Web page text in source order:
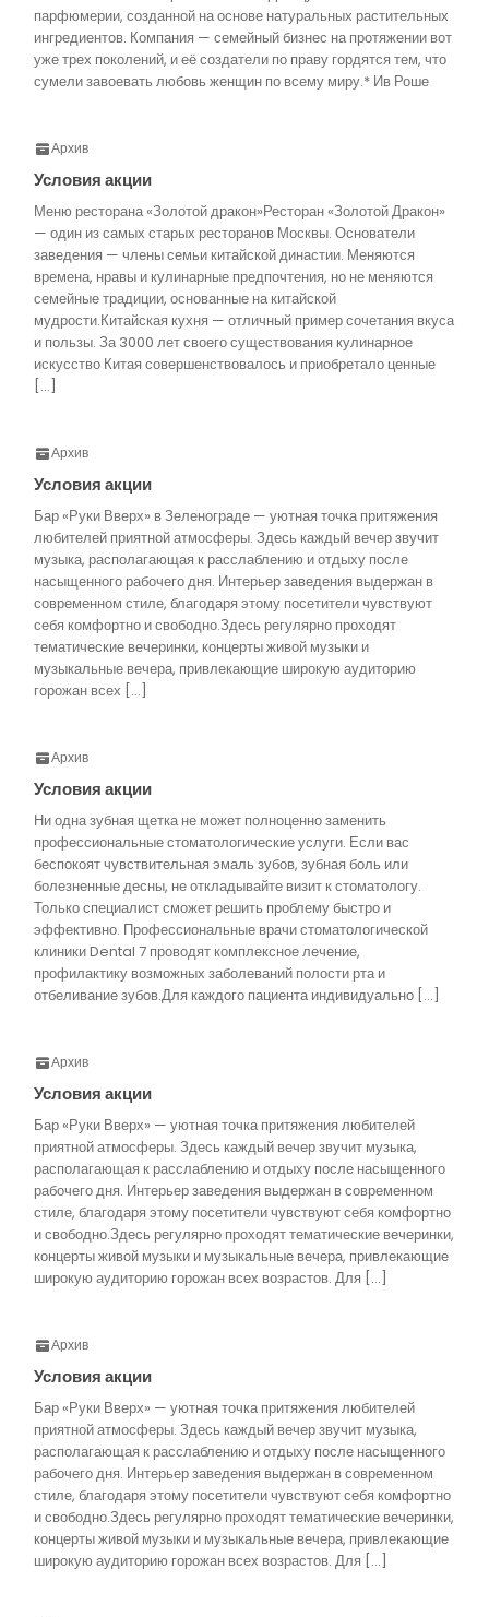
парфюмерии, созданной на основе натуральных растительных
ингредиентов. Компания — семейный бизнес на протяжении вот
уже трех поколений, и её создатели по праву гордятся тем, что
сумели завоевать любовь женщин по всему миру.* Ив Роше
Архив
Условия акции
Меню ресторана «Золотой дракон»Ресторан «Золотой Дракон»
— один из самых старых ресторанов Москвы. Основатели
заведения — члены семьи китайской династии. Меняются
времена, нравы и кулинарные предпочтения, но не меняются
семейные традиции, основанные на китайской
мудрости.Китайская кухня — отличный пример сочетания вкуса
и пользы. За 3000 лет своего существования кулинарное
искусство Китая совершенствовалось и приобретало ценные
[…]
Архив
Условия акции
Бар «Руки Вверх» в Зеленограде — уютная точка притяжения
любителей приятной атмосферы. Здесь каждый вечер звучит
музыка, располагающая к расслаблению и отдыху после
насыщенного рабочего дня. Интерьер заведения выдержан в
современном стиле, благодаря этому посетители чувствуют
себя комфортно и свободно.Здесь регулярно проходят
тематические вечеринки, концерты живой музыки и
музыкальные вечера, привлекающие широкую аудиторию
горожан всех […]
Архив
Условия акции
Ни одна зубная щетка не может полноценно заменить
профессиональные стоматологические услуги. Если вас
беспокоят чувствительная эмаль зубов, зубная боль или
болезненные десны, не откладывайте визит к стоматологу.
Только специалист сможет решить проблему быстро и
эффективно. Профессиональные врачи стоматологической
клиники Dental 7 проводят комплексное лечение,
профилактику возможных заболеваний полости рта и
отбеливание зубов.Для каждого пациента индивидуально […]
Архив
Условия акции
Бар «Руки Вверх» — уютная точка притяжения любителей
приятной атмосферы. Здесь каждый вечер звучит музыка,
располагающая к расслаблению и отдыху после насыщенного
рабочего дня. Интерьер заведения выдержан в современном
стиле, благодаря этому посетители чувствуют себя комфортно
и свободно.Здесь регулярно проходят тематические вечеринки,
концерты живой музыки и музыкальные вечера, привлекающие
широкую аудиторию горожан всех возрастов. Для […]
Архив
Условия акции
Бар «Руки Вверх» — уютная точка притяжения любителей
приятной атмосферы. Здесь каждый вечер звучит музыка,
располагающая к расслаблению и отдыху после насыщенного
рабочего дня. Интерьер заведения выдержан в современном
стиле, благодаря этому посетители чувствуют себя комфортно
и свободно.Здесь регулярно проходят тематические вечеринки,
концерты живой музыки и музыкальные вечера, привлекающие
широкую аудиторию горожан всех возрастов. Для […]